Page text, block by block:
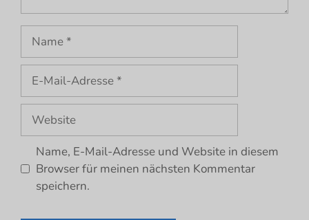
Name
Mail-
Adresse
Website
Name, E-Mail-Adresse und Website in diesem
Browser für meinen nächsten Kommentar
speichern.